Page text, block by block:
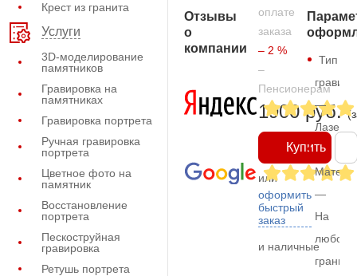
Крест из гранита
Услуги
3D-моделирование
памятников
Гравировка на
памятниках
Гравировка портрета
Ручная гравировка
портрета
Цветное фото на
памятник
Восстановление
портрета
Пескоструйная
гравировка
Ретушь портрета
Отзывы
о
компании
оплате
заказа
– 2 %
–
Пенсионерам
1900 руб.
Купить
или
оформить
быстрый
заказ
и наличные
Тип
—
—
На
любом
граните